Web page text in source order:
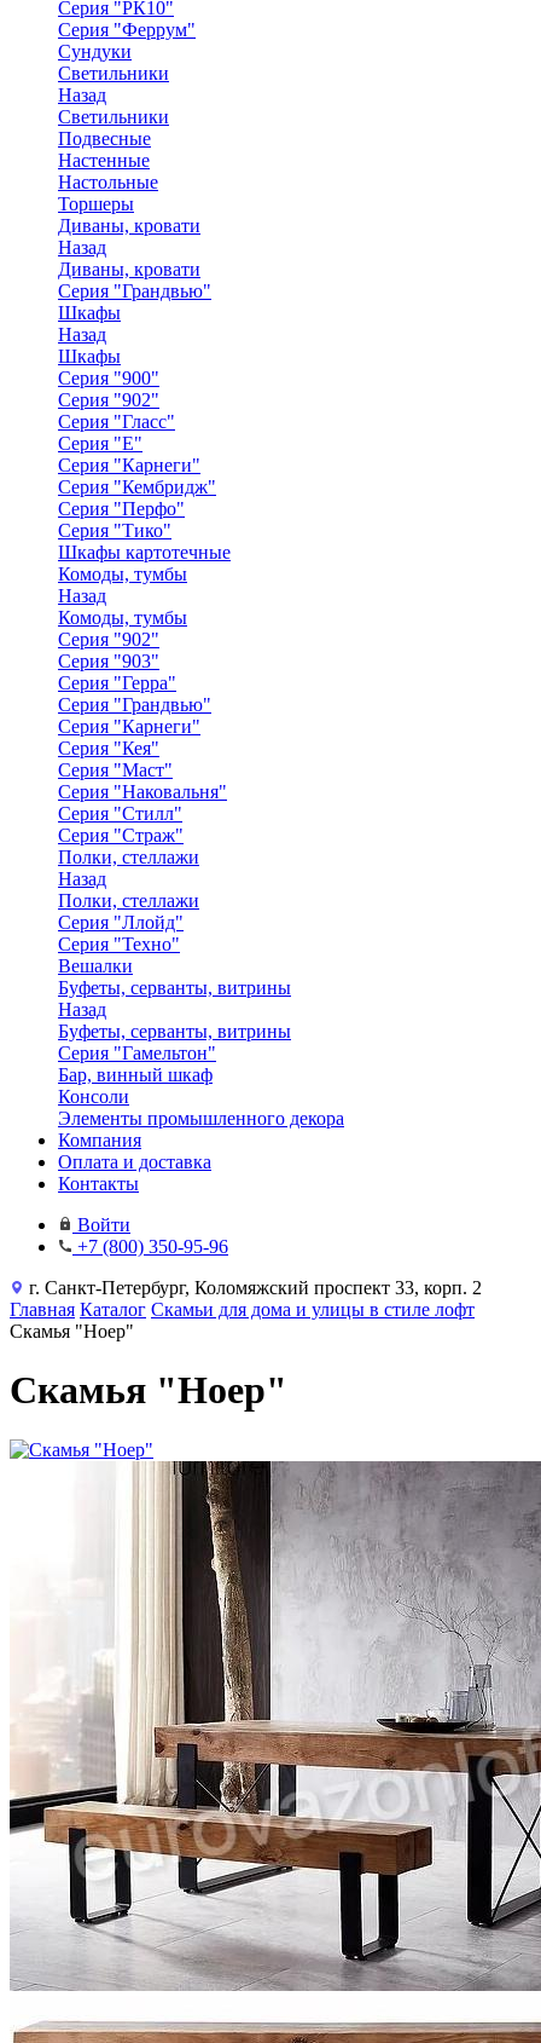
Серия "РК10"
Серия "Феррум"
Сундуки
Светильники
Назад
Светильники
Подвесные
Настенные
Настольные
Торшеры
Диваны, кровати
Назад
Диваны, кровати
Серия "Грандвью"
Шкафы
Назад
Шкафы
Серия "900"
Серия "902"
Серия "Гласс"
Серия "Е"
Серия "Карнеги"
Серия "Кембридж"
Серия "Перфо"
Серия "Тико"
Шкафы картотечные
Комоды, тумбы
Назад
Комоды, тумбы
Серия "902"
Серия "903"
Серия "Герра"
Серия "Грандвью"
Серия "Карнеги"
Серия "Кея"
Серия "Маст"
Серия "Наковальня"
Серия "Стилл"
Серия "Страж"
Полки, стеллажи
Назад
Полки, стеллажи
Серия "Ллойд"
Серия "Техно"
Вешалки
Буфеты, серванты, витрины
Назад
Буфеты, серванты, витрины
Серия "Гамельтон"
Бар, винный шкаф
Консоли
Элементы промышленного декора
Компания
Оплата и доставка
Контакты
Войти
+7 (800) 350-95-96
г. Санкт-Петербург, Коломяжский проспект 33, корп. 2
Главная Каталог Скамьи для дома и улицы в стиле лофт
Скамья "Ноер"
Скамья "Ноер"